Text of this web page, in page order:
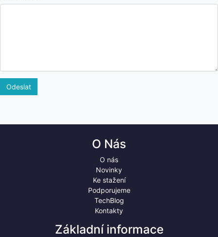
Odeslat
O Nás
O nás
Novinky
Ke stažení
Podporujeme
TechBlog
Kontakty
Základní informace